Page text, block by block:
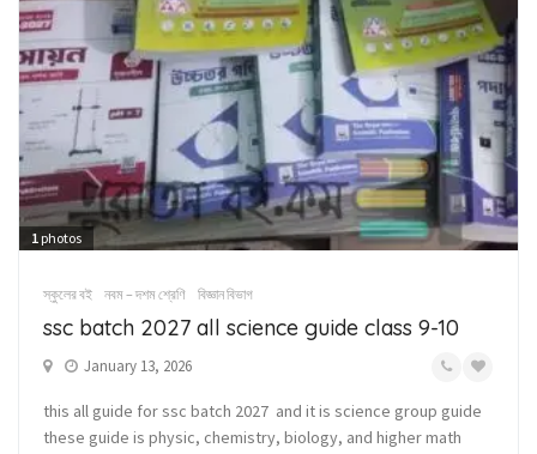
1 photos
স্কুলের বই নবম – দশম শ্রেণি বিজ্ঞান বিভাগ
ssc batch 2027 all science guide class 9-10
January 13, 2026
this all guide for ssc batch 2027 and it is science group guide
these guide is physic, chemistry, biology, and higher math